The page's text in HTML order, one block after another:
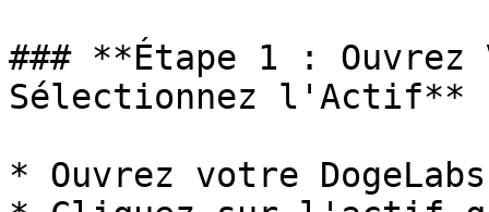
### **Étape 1 :
Sélectionnez l'Actif**
* Ouvrez votre